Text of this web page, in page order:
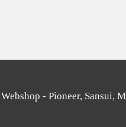
- Pioneer, Sansui,